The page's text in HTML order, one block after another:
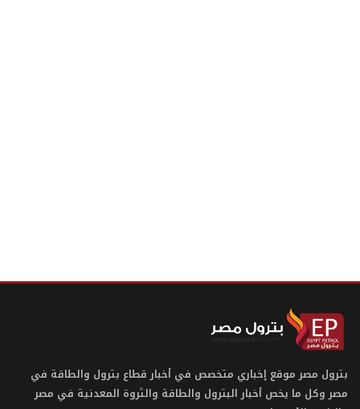
بترول مصر موقع إخباري متخصص في أخبار قطاع بترول والطاقة في
مصر وكل ما يخص أخبار البترول والطاقة والثروة المعدنية في مصر